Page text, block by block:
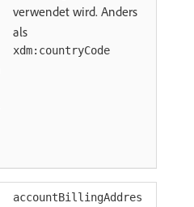
verwendet wird. Anders
als
xdm:countryCode
accountBillingAddres